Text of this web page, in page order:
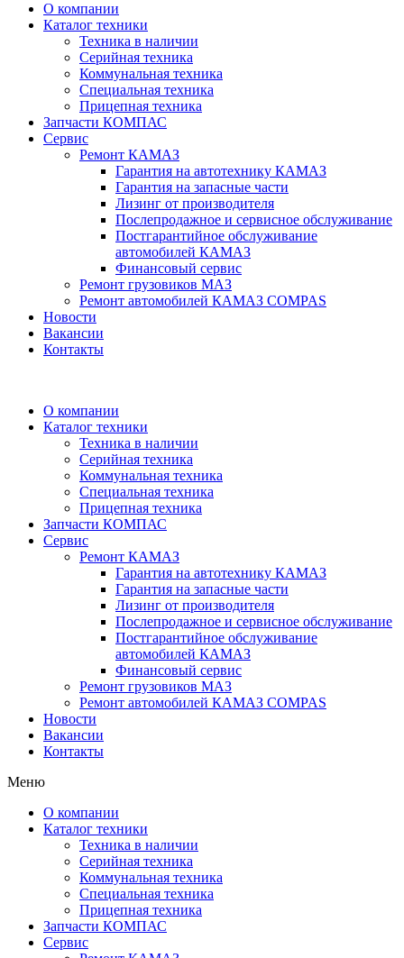
О компании
Каталог техники
Техника в наличии
Серийная техника
Коммунальная техника
Специальная техника
Прицепная техника
Запчасти КОМПАС
Сервис
Ремонт КАМАЗ
Гарантия на автотехнику КАМАЗ
Гарантия на запасные части
Лизинг от производителя
Послепродажное и сервисное обслуживание
Постгарантийное обслуживание
автомобилей КАМАЗ
Финансовый сервис
Ремонт грузовиков МАЗ
Ремонт автомобилей КАМАЗ COMPAS
Новости
Вакансии
Контакты
О компании
Каталог техники
Техника в наличии
Серийная техника
Коммунальная техника
Специальная техника
Прицепная техника
Запчасти КОМПАС
Сервис
Ремонт КАМАЗ
Гарантия на автотехнику КАМАЗ
Гарантия на запасные части
Лизинг от производителя
Послепродажное и сервисное обслуживание
Постгарантийное обслуживание
автомобилей КАМАЗ
Финансовый сервис
Ремонт грузовиков МАЗ
Ремонт автомобилей КАМАЗ COMPAS
Новости
Вакансии
Контакты
Меню
О компании
Каталог техники
Техника в наличии
Серийная техника
Коммунальная техника
Специальная техника
Прицепная техника
Запчасти КОМПАС
Сервис